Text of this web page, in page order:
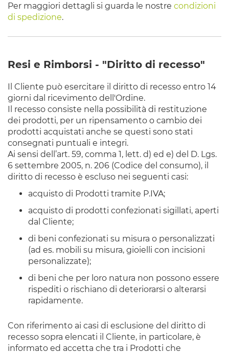
Per maggiori dettagli si guarda le nostre condizioni
di spedizione.
Resi e Rimborsi - "Diritto di recesso"
Il Cliente può esercitare il diritto di recesso entro 14
giorni dal ricevimento dell'Ordine.
Il recesso consiste nella possibilità di restituzione
dei prodotti, per un ripensamento o cambio dei
prodotti acquistati anche se questi sono stati
consegnati puntuali e integri.
Ai sensi dell’art. 59, comma 1, lett. d) ed e) del D. Lgs.
6 settembre 2005, n. 206 (Codice del consumo), il
diritto di recesso è escluso nei seguenti casi:
acquisto di Prodotti tramite P.IVA;
acquisto di prodotti confezionati sigillati, aperti
dal Cliente;
di beni confezionati su misura o personalizzati
(ad es. mobili su misura, gioielli con incisioni
personalizzate);
di beni che per loro natura non possono essere
rispediti o rischiano di deteriorarsi o alterarsi
rapidamente.
Con riferimento ai casi di esclusione del diritto di
recesso sopra elencati il Cliente, in particolare, è
informato ed accetta che tra i Prodotti che